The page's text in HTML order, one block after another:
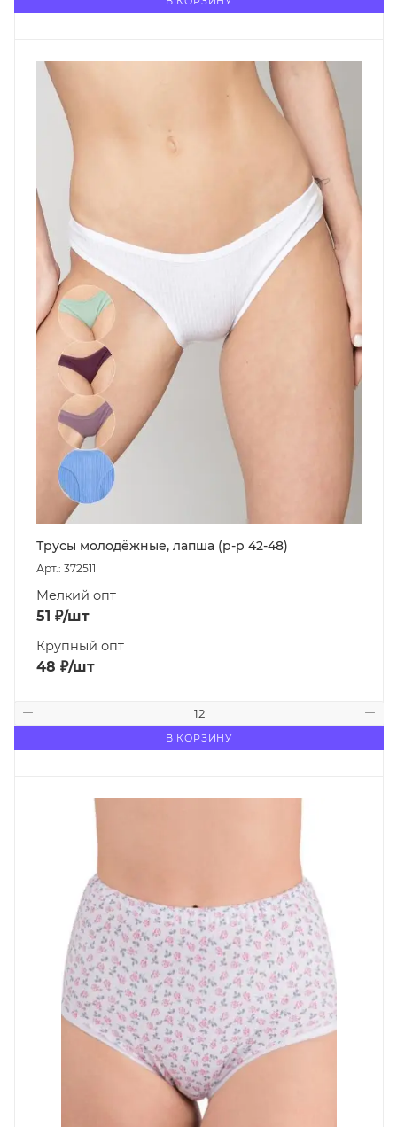
Трусы молодёжные, лапша (р-р 42-48)
Арт.: 372511
Мелкий опт
51 ₽/шт
Крупный опт
48 ₽/шт
В КОРЗИНУ